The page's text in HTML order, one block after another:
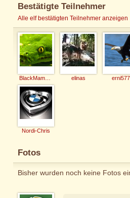
Bestätigte Teilnehmer
Alle elf bestätigten Teilnehmer anzeigen
elinas erni577
Nordi-Chris
Fotos
Bisher wurden noch keine Fotos